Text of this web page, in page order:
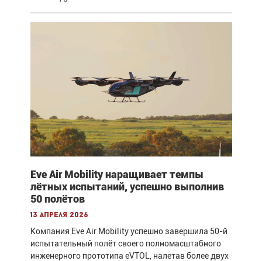
Eve Air Mobility наращивает темпы
лётных испытаний, успешно выполнив
50 полётов
13 апреля 2026
Компания Eve Air Mobility успешно завершила 50-й
испытательный полёт своего полномасштабного
инженерного прототипа eVTOL, налетав более двух